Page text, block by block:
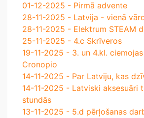
01-12-2025 - Pirmā advente
28-11-2025 - Latvija - vienā
28-11-2025 - Elektrum STEAM
25-11-2025 - 4.c Skrīveros
19-11-2025 - 3. un 4.kl.
Cronopio
14-11-2025 - Par Latviju, kas
14-11-2025 - Latviski aksesuāri
stundās
13-11-2025 - 5.d pērļošanas